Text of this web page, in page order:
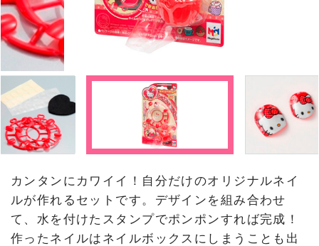
カンタンにカワイイ！自分だけのオリジナルネイ
ルが作れるセットです。デザインを組み合わせ
て、水を付けたスタンプでポンポンすれば完成！
作ったネイルはネイルボックスにしまうことも出